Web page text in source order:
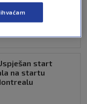
start
na startu